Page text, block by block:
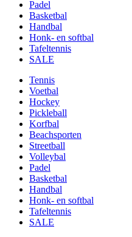
Padel
Basketbal
Handbal
Honk- en softbal
Tafeltennis
SALE
Tennis
Voetbal
Hockey
Pickleball
Korfbal
Beachsporten
Streetball
Volleybal
Padel
Basketbal
Handbal
Honk- en softbal
Tafeltennis
SALE